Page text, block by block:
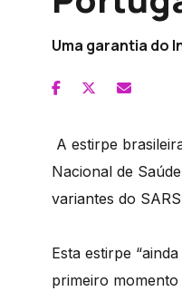
Uma garantia do
A estirpe
Nacional de
variantes do
Esta estirpe
primeiro